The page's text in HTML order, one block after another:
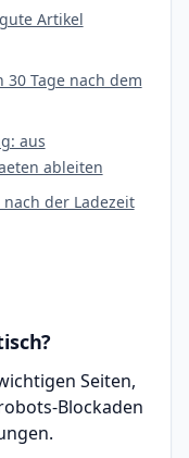
Artikel
Tage nach dem
aus
ableiten
der Ladezeit
Seiten,
Blockaden